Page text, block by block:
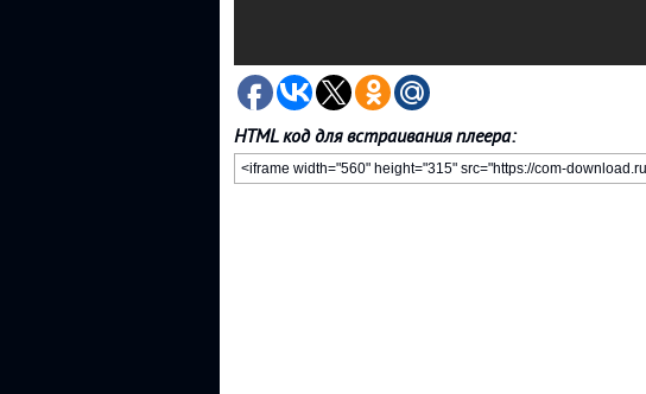
HTML код для встраивания плеера: